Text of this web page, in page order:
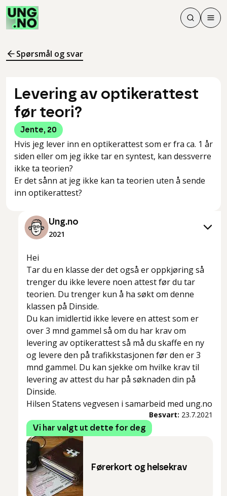
Søk
Søk
Meny
Spørsmål og svar
Levering av optikerattest
før teori?
Jente, 20
Hvis jeg lever inn en optikerattest som er fra ca. 1 år
siden eller om jeg ikke tar en syntest, kan dessverre
ikke ta teorien?
Er det sånn at jeg ikke kan ta teorien uten å sende
inn optikerattest?
Ung.no
2021
Hei
Tar du en klasse der det også er oppkjøring så
trenger du ikke levere noen attest før du tar
teorien. Du trenger kun å ha søkt om denne
klassen på Dinside.
Du kan imidlertid ikke levere en attest som er
over 3 mnd gammel så om du har krav om
levering av optikerattest så må du skaffe en ny
og levere den på trafikkstasjonen før den er 3
mnd gammel. Du kan sjekke om hvilke krav til
levering av attest du har på søknaden din på
Dinside.
Hilsen Statens vegvesen i samarbeid med ung.no
Besvart: 23.7.2021
Vi har valgt ut dette for deg
Førerkort og helsekrav